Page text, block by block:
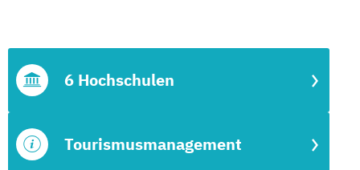
Tourismusmanagement
6 Hochschulen